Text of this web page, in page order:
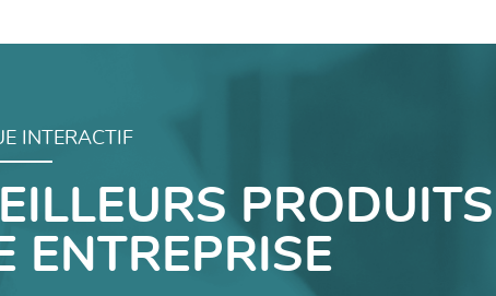
INTERACTIF
PRODUITS
ENTREPRISE